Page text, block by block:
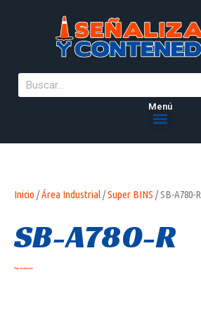
Menú
Inicio /Área Industrial/Super BINS / SB-A780-R
SB-A780-R
Hay existencias